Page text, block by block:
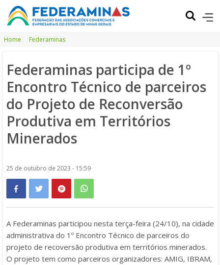
Home Federaminas
Federaminas participa de 1º
Encontro Técnico de parceiros
do Projeto de Reconversão
Produtiva em Territórios
Minerados
25 de outubro de 2023 - 15:59
A Federaminas participou nesta terça-feira (24/10), na cidade
administrativa do 1º Encontro Técnico de parceiros do
projeto de recoversão produtiva em territórios minerados.
O projeto tem como parceiros organizadores: AMIG, IBRAM,